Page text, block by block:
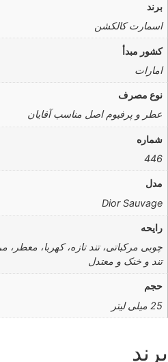
برند
اسمارت کالکشن
کشور مبدأ
امارات
نوع مصرف
عطر و پرفیوم اصل مناسب آقایان
شماره
446
مدل
Dior Sauvage
رایحه
چوبی مرکباتی، تند تازه، کهربا، معطر،
تند و خنک و معتدل
حجم
25 میلی لیتر